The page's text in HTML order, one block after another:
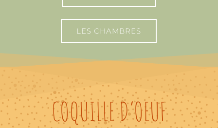
LES CHAMBRES
COQUILLE D’OEUF